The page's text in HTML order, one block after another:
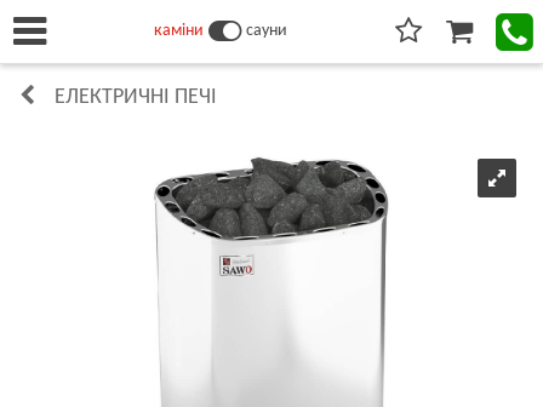
каміни сауни
ЕЛЕКТРИЧНІ ПЕЧІ